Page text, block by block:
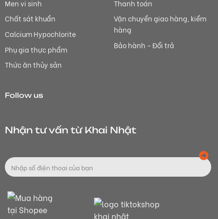
Men vi sinh
Chất sát khuẩn
Calcium Hypochlorite
Phụ gia thực phẩm
Thức ăn thủy sản
Thanh toán
Vận chuyển giao hàng, kiểm
hàng
Bảo hành - Đổi trả
Follow us
Nhận tư vấn từ Khai Nhật